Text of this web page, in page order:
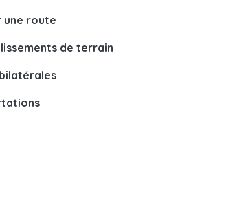
une route
de terrain